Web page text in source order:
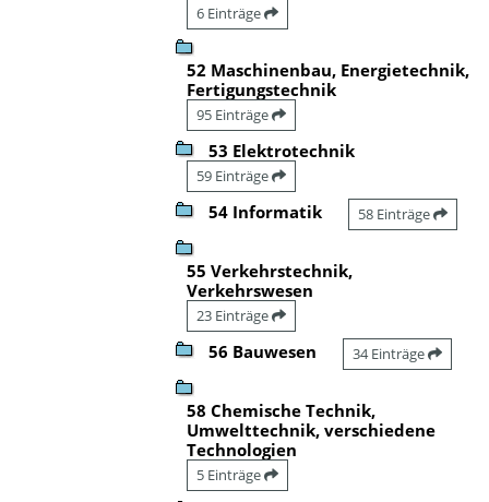
6 Einträge
52 Maschinenbau, Energietechnik,
Fertigungstechnik
95 Einträge
53 Elektrotechnik
59 Einträge
54 Informatik 58 Einträge
55 Verkehrstechnik,
Verkehrswesen
23 Einträge
56 Bauwesen 34 Einträge
58 Chemische Technik,
Umwelttechnik, verschiedene
Technologien
5 Einträge